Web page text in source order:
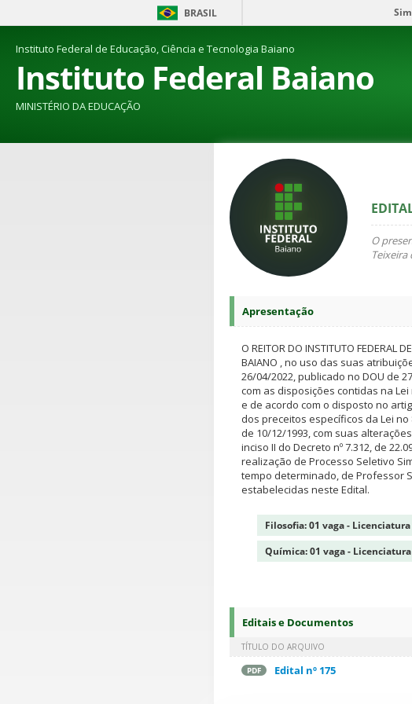
BRASIL
Instituto Federal de Educação, Ciência e Tecnologia Baiano
Instituto Federal Baiano
MINISTÉRIO DA EDUCAÇÃO
O
Apresentação
O REITOR DO INSTITUTO FEDERAL
BAIANO , no uso das suas
26/04/2022, publicado no DOU de
com as disposições contidas na Lei
e de acordo com o disposto no
dos preceitos específicos da Lei no
de 10/12/1993, com suas
inciso II do Decreto nº 7.312, de
realização de Processo Seletivo
tempo determinado, de Professor
estabelecidas neste Edital.
Filosofia: 01 vaga -
Química: 01 vaga -
Editais e Documentos
TÍTULO DO ARQUIVO
PDF Edital nº 175